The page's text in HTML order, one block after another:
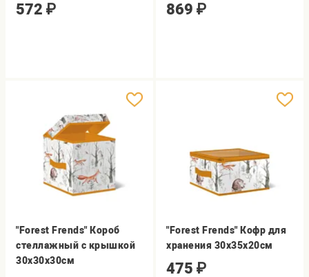
572 ₽ 869 ₽
"Forest Frends" Короб
стеллажный с крышкой
30х30х30см
"Forest Frends" Кофр для
хранения 30х35х20см
475 ₽